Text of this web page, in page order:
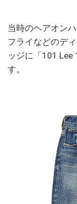
当時のヘアオン
フライなどのデ
ッジに「101
す。